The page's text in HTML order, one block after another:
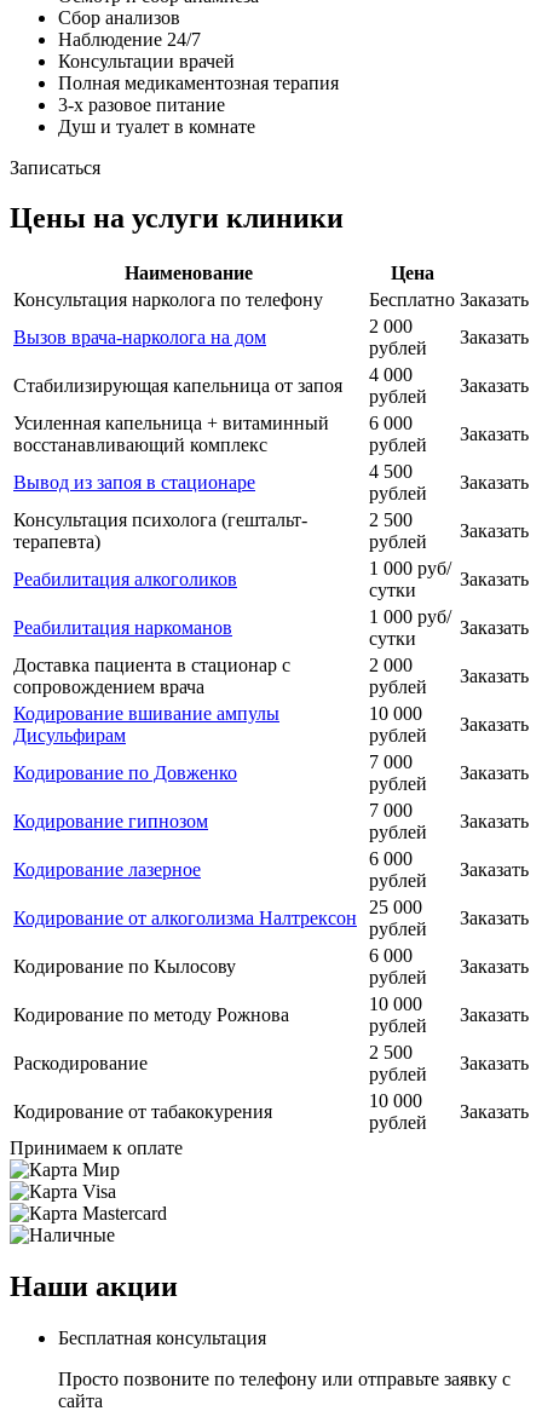
Сбор анализов
Наблюдение 24/7
Консультации врачей
Полная медикаментозная терапия
3-х разовое питание
Душ и туалет в комнате
Записаться
Цены на услуги клиники
Наименование
Цена
Консультация нарколога по телефону
Бесплатно Заказать
Вызов врача-нарколога на дом
2 000
рублей
Заказать
Стабилизирующая капельница от запоя
4 000
рублей
Заказать
Усиленная капельница + витаминный
восстанавливающий комплекс
6 000
рублей
Заказать
Вывод из запоя в стационаре
4 500
рублей
Заказать
Консультация психолога (гештальт-
терапевта)
2 500
рублей
Заказать
Реабилитация алкоголиков
1 000 руб/
сутки
Заказать
Реабилитация наркоманов
1 000 руб/
сутки
Заказать
Доставка пациента в стационар с
сопровождением врача
2 000
рублей
Заказать
Кодирование вшивание ампулы
Дисульфирам
10 000
рублей
Заказать
Кодирование по Довженко
7 000
рублей
Заказать
Кодирование гипнозом
7 000
рублей
Заказать
Кодирование лазерное
6 000
рублей
Заказать
Кодирование от алкоголизма Налтрексон
25 000
рублей
Заказать
Кодирование по Кылосову
6 000
рублей
Заказать
Кодирование по методу Рожнова
10 000
рублей
Заказать
Раскодирование
2 500
рублей
Заказать
Кодирование от табакокурения
10 000
рублей
Заказать
Принимаем к оплате
Наши акции
Бесплатная консультация
Просто позвоните по телефону или отправьте заявку с
сайта